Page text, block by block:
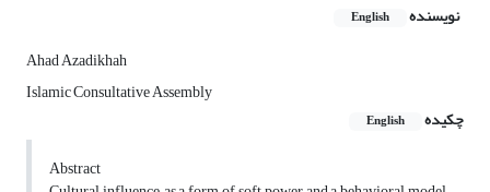
نویسنده English
Ahad Azadikhah
Islamic Consultative Assembly
چکیده
English
Abstract